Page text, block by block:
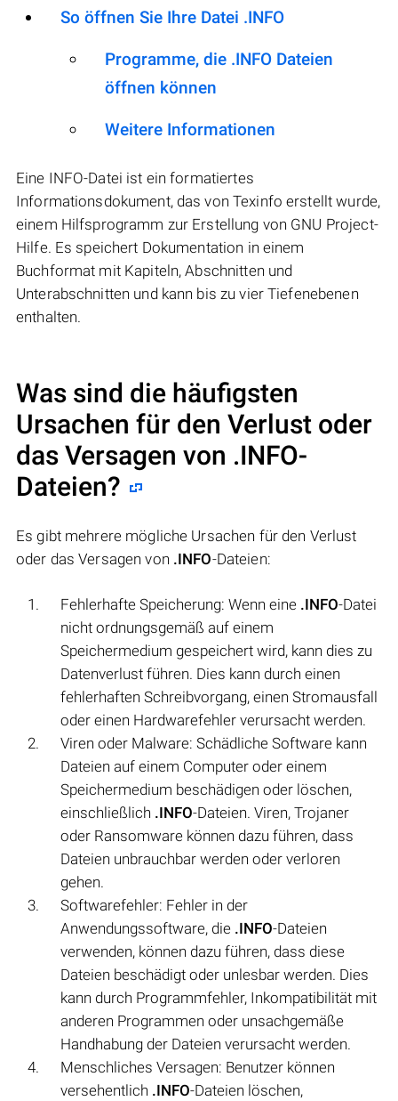
So öffnen Sie Ihre Datei .INFO
Programme, die .INFO Dateien
öffnen können
Weitere Informationen
Eine INFO-Datei ist ein formatiertes
Informationsdokument, das von Texinfo erstellt wurde,
einem Hilfsprogramm zur Erstellung von GNU Project-
Hilfe. Es speichert Dokumentation in einem
Buchformat mit Kapiteln, Abschnitten und
Unterabschnitten und kann bis zu vier Tiefenebenen
enthalten.
Was sind die häufigsten
Ursachen für den Verlust oder
das Versagen von .INFO-
Dateien?
Es gibt mehrere mögliche Ursachen für den Verlust
oder das Versagen von .INFO-Dateien:
Fehlerhafte Speicherung: Wenn eine .INFO-Datei
nicht ordnungsgemäß auf einem
Speichermedium gespeichert wird, kann dies zu
Datenverlust führen. Dies kann durch einen
fehlerhaften Schreibvorgang, einen Stromausfall
oder einen Hardwarefehler verursacht werden.
Viren oder Malware: Schädliche Software kann
Dateien auf einem Computer oder einem
Speichermedium beschädigen oder löschen,
einschließlich .INFO-Dateien. Viren, Trojaner
oder Ransomware können dazu führen, dass
Dateien unbrauchbar werden oder verloren
gehen.
Softwarefehler: Fehler in der
Anwendungssoftware, die .INFO-Dateien
verwenden, können dazu führen, dass diese
Dateien beschädigt oder unlesbar werden. Dies
kann durch Programmfehler, Inkompatibilität mit
anderen Programmen oder unsachgemäße
Handhabung der Dateien verursacht werden.
Menschliches Versagen: Benutzer können
versehentlich .INFO-Dateien löschen,